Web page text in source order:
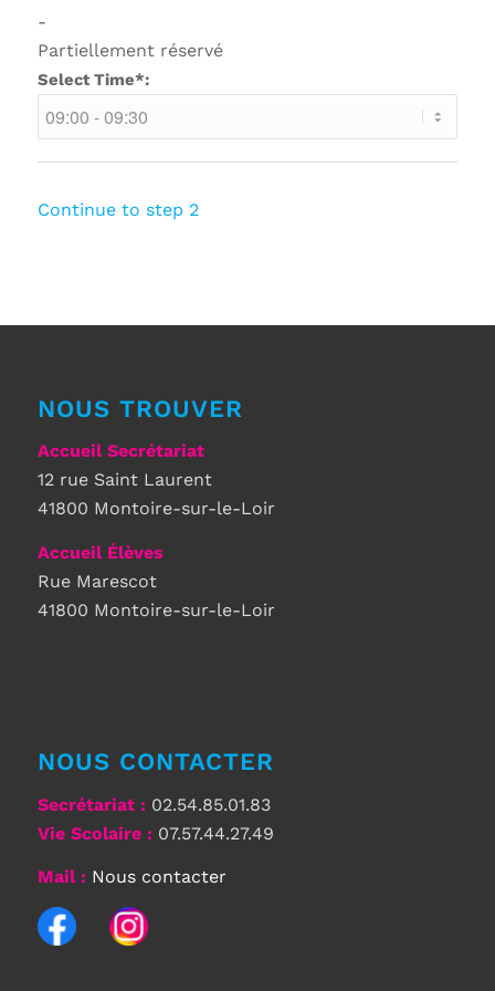
-
Partiellement réservé
Select Time*:
Continue to step 2
NOUS TROUVER
Accueil Secrétariat
12 rue Saint Laurent
41800 Montoire-sur-le-Loir
Accueil Élèves
Rue Marescot
41800 Montoire-sur-le-Loir
NOUS CONTACTER
Secrétariat : 02.54.85.01.83
Vie Scolaire : 07.57.44.27.49
Mail : Nous contacter